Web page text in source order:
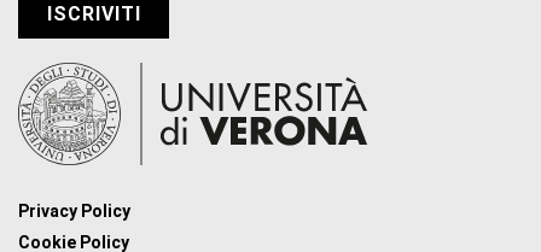
Privacy Policy
Cookie Policy